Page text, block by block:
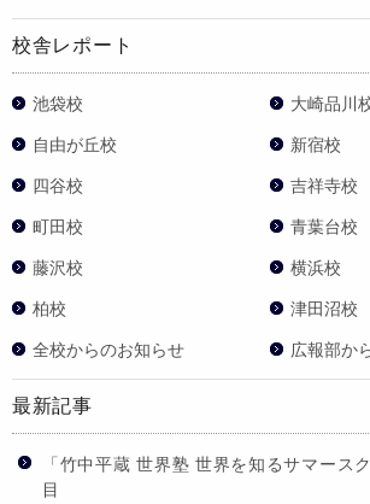
校舎レポート
池袋校 大崎品川
自由が丘校 新宿校
四谷校 吉祥寺校
町田校 青葉台校
藤沢校 横浜校
柏校 津田沼校
全校からのお知らせ 広報部か
最新記事
「竹中平蔵 世界塾 世界を知るサマース
目